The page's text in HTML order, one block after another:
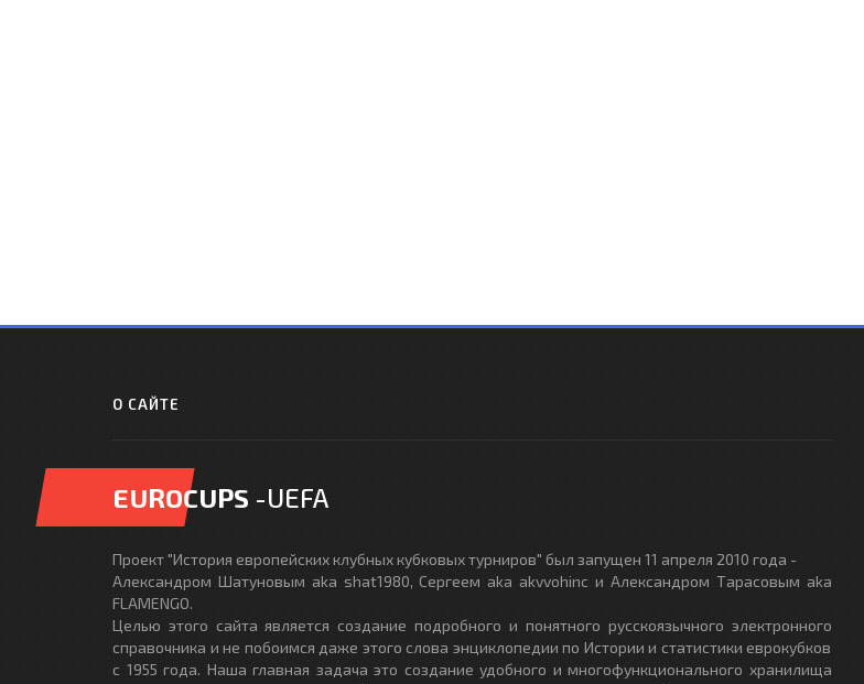
О САЙТЕ
EUROCUPS -UEFA
Проект "История европейских клубных кубковых турниров" был запущен 11 апреля 2010 года -
Александром Шатуновым aka shat1980, Сергеем aka akvvohinc и Александром Тарасовым aka
FLAMENGO.
Целью этого сайта является создание подробного и понятного русскоязычного электронного
справочника и не побоимся даже этого слова энциклопедии по Истории и статистики еврокубков
с 1955 года. Наша главная задача это создание удобного и многофункционального хранилища